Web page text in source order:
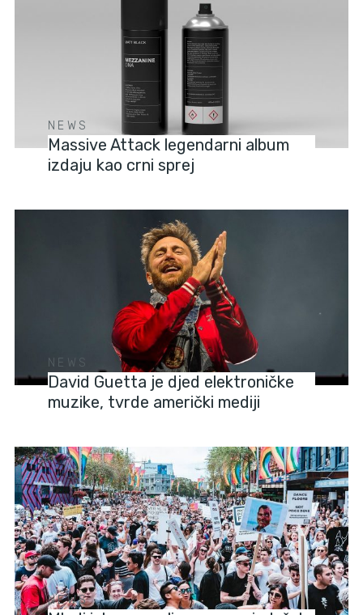
NEWS
Massive Attack legendarni album
izdaju kao crni sprej
NEWS
David Guetta je djed elektroničke
muzike, tvrde američki mediji
NEWS